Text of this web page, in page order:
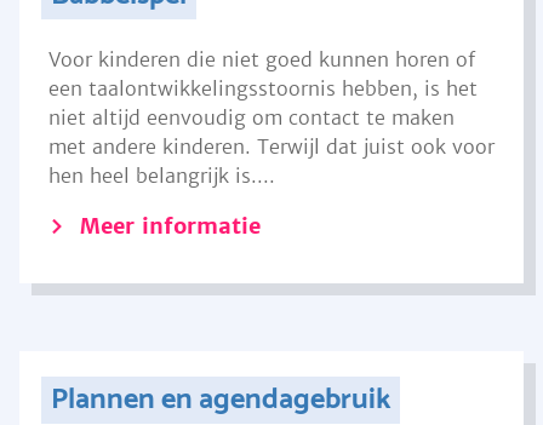
Voor kinderen die niet goed kunnen horen of
een taalontwikkelingsstoornis hebben, is het
niet altijd eenvoudig om contact te maken
met andere kinderen. Terwijl dat juist ook voor
hen heel belangrijk is....
Meer informatie
Plannen en agendagebruik